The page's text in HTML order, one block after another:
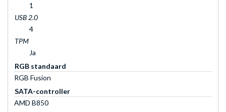
1
USB 2.0
4
TPM
Ja
RGB standaard
RGB Fusion
SATA-controller
AMD B850